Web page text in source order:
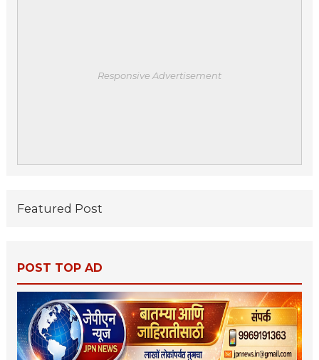
Responsive Advertisement
Featured Post
POST TOP AD